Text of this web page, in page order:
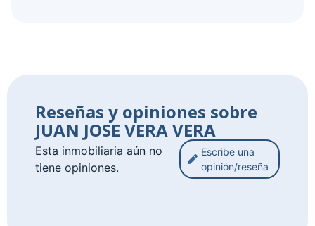
Reseñas y opiniones sobre
JUAN JOSE VERA VERA
Esta inmobiliaria aún no
tiene opiniones.
Escribe una
opinión/reseña